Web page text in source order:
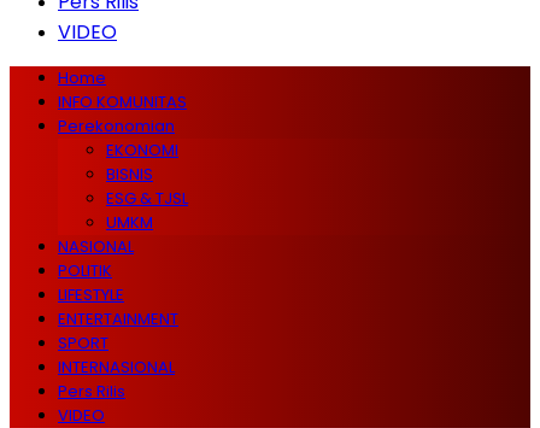
VIDEO
Home
INFO KOMUNITAS
Perekonomian
EKONOMI
BISNIS
ESG & TJSL
UMKM
NASIONAL
POLITIK
LIFESTYLE
ENTERTAINMENT
SPORT
INTERNASIONAL
Pers Rilis
VIDEO